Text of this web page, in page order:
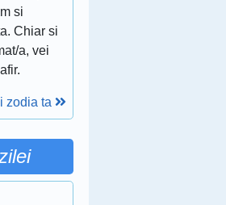
si
Chiar si
a, vei
zodia ta